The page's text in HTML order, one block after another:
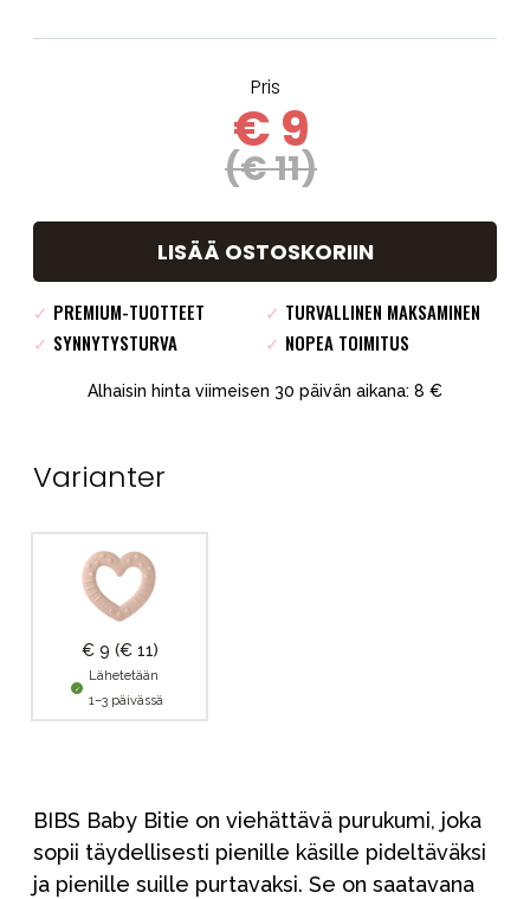
Pris
€ 9
(€ 11)
LISÄÄ OSTOSKORIIN
✓ PREMIUM-TUOTTEET ✓ TURVALLINEN MAKSAMINEN
✓ SYNNYTYSTURVA ✓ NOPEA TOIMITUS
Alhaisin hinta viimeisen 30 päivän aikana: 8 €
Varianter
€ 9 (€ 11)
Lähetetään
1–3 päivässä
BIBS Baby Bitie on viehättävä purukumi, joka
sopii täydellisesti pienille käsille pideltäväksi
ja pienille suille purtavaksi. Se on saatavana